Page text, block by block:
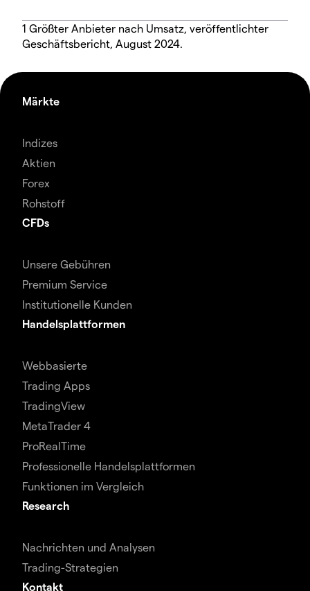
1 Größter Anbieter nach Umsatz, veröffentlichter
Geschäftsbericht, August 2024.
Märkte
Indizes
Aktien
Forex
Rohstoff
CFDs
Unsere Gebühren
Premium Service
Institutionelle Kunden
Handelsplattformen
Webbasierte
Trading Apps
TradingView
MetaTrader 4
ProRealTime
Professionelle Handelsplattformen
Funktionen im Vergleich
Research
Nachrichten und Analysen
Trading-Strategien
Kontakt